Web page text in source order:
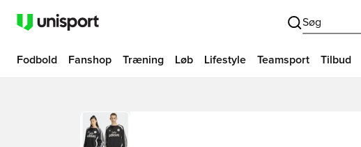
Søg
Fodbold Fanshop Træning Løb Lifestyle Teamsport Tilbud